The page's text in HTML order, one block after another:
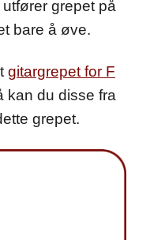
grepet på
bare å øve.
gitargrepet for F
kan du disse fra
grepet.